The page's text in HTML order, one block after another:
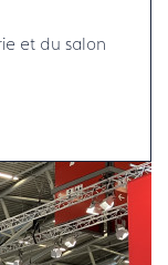
et du salon